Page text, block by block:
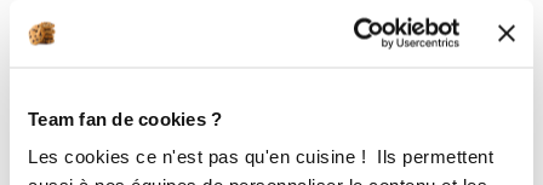
Team fan de cookies ?
Les cookies ce n'est pas qu'en cuisine ! Ils permettent